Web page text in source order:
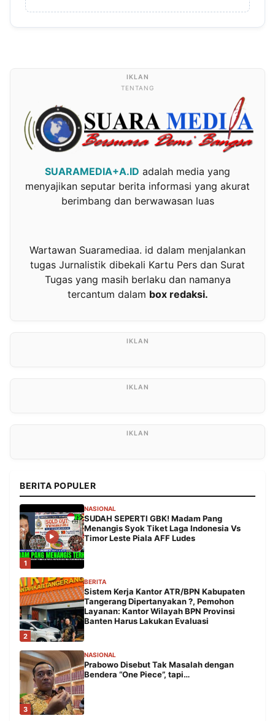
TENTANG
SUARAMEDIA+A.ID adalah media yang
menyajikan seputar berita informasi yang akurat
berimbang dan berwawasan luas
Wartawan Suaramediaa. id dalam menjalankan
tugas Jurnalistik dibekali Kartu Pers dan Surat
Tugas yang masih berlaku dan namanya
tercantum dalam box redaksi.
BERITA POPULER
1
NASIONAL
SUDAH SEPERTI GBK! Madam Pang
Menangis Syok Tiket Laga Indonesia Vs
Timor Leste Piala AFF Ludes
2
BERITA
Sistem Kerja Kantor ATR/BPN Kabupaten
Tangerang Dipertanyakan ?, Pemohon
Layanan: Kantor Wilayah BPN Provinsi
Banten Harus Lakukan Evaluasi
3
NASIONAL
Prabowo Disebut Tak Masalah dengan
Bendera “One Piece”, tapi…